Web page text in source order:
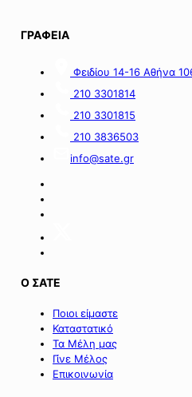
εκατ.
πόρους
Πράσινου
Ταμείου».
πλατφόρμα
myBusinessSupport
ειδικού
στήριξης
ΓΡΑΦΕΙΑ
Φειδίου 14-16 Αθήνα
210 3301814
210 3301815
210 3836503
info@sate.gr
Ο ΣΑΤΕ
Ποιοι είμαστε
Καταστατικό
Τα Μέλη μας
Γίνε Μέλος
Επικοινωνία